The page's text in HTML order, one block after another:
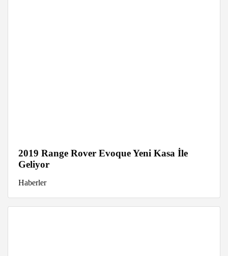
2019 Range Rover Evoque Yeni Kasa İle
Geliyor
Haberler